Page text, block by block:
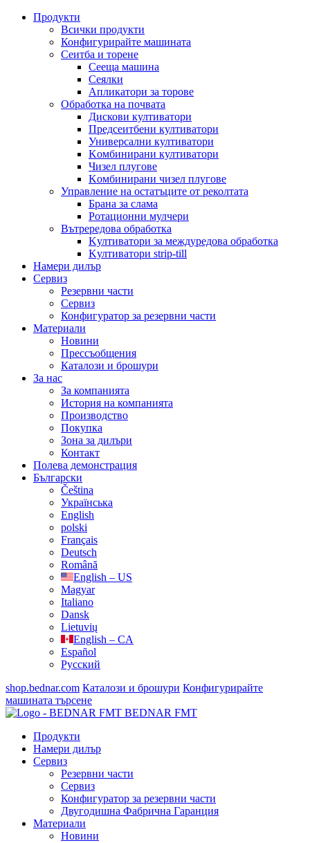
Продукти
Всички продукти
Конфигурирайте машината
Сеитба и торене
Cееща машина
Cеялки
Апликатори за торове
Обработка на почвата
Дискови култиватори
Предсеитбени култиватори
Универсални култиватори
Kомбинирани култиватори
Чизел плугове
Kомбинирани чизел плугове
Управление на остатъците от реколтата
Брана за слама
Pотационни мулчери
Вътрередова обработка
Kултиватори за междуредова обработка
Kултиватори strip-till
Намери дилър
Сервиз
Резервни части
Сервиз
Конфигуратор за резервни части
Материали
Новини
Прессъобщения
Каталози и брошури
За нас
За компанията
История на компанията
Производство
Покупка
Зона за дилъри
Контакт
Полева демонстрация
Български
Čeština
Українська
English
polski
Français
Deutsch
Română
English – US
Magyar
Italiano
Dansk
Lietuvių
English – CA
Español
Русский
shop.bednar.com Каталози и брошури Конфигурирайте
машината търсене
BEDNAR FMT
Продукти
Намери дилър
Сервиз
Резервни части
Сервиз
Конфигуратор за резервни части
Двугодишна Фабрична Гаранция
Материали
Новини